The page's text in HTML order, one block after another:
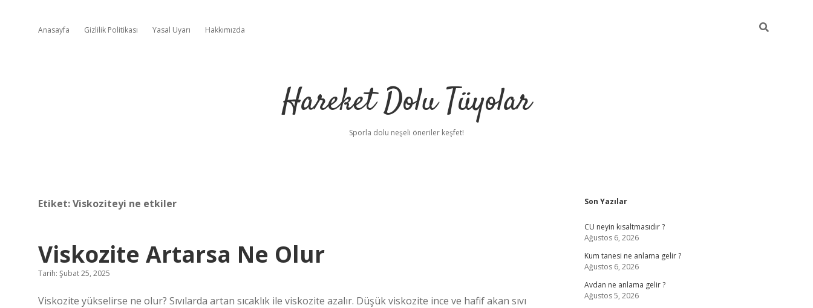
Anasayfa Gizlilik Politikası Yasal Uyarı Hakkımızda
Hareket Dolu Tüyolar
Sporla dolu neşeli öneriler keşfet!
Etiket:Viskoziteyi ne etkiler
Viskozite Artarsa Ne Olur
Tarih: Şubat 25, 2025
Viskozite yükselirse ne olur? Sıvılarda artan sıcaklık ile viskozite azalır. Düşük viskozite ince ve hafif akan sıvı
Sidebar
Son Yazılar
CU neyin kısaltmasıdır ?
Ağustos 6, 2026
Kum tanesi ne anlama gelir ?
Ağustos 6, 2026
Avdan ne anlama gelir ?
Ağustos 5, 2026